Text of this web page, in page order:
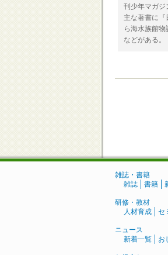
刊少年マガジ
主な著書に
ら海水族館
などがある。
雑誌・書籍
雑誌
書籍
研修・教材
人材育成
セ
ニュース
新着一覧
お